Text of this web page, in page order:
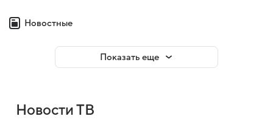
Новостные
Показать еще
Новости ТВ